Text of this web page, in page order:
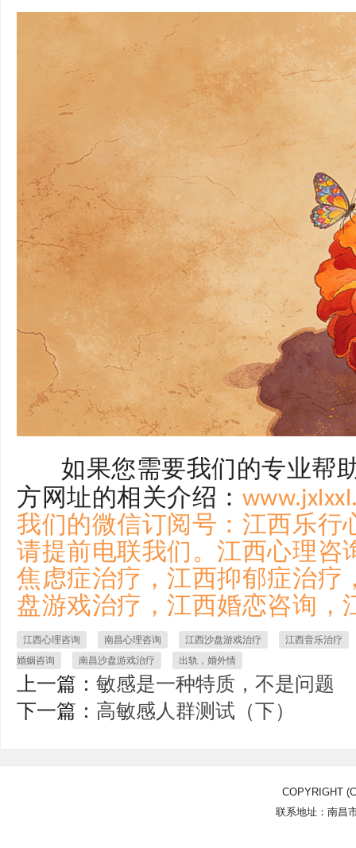
如果您需要我们的专业帮
方网址的相关介绍：
我们的微信订阅号：江西乐行
请提前电联我们。江西心理咨
焦虑症治疗，江西抑郁症治疗
盘游戏治疗，江西婚恋咨询，
江西心理咨询 南昌心理咨询 江西沙盘游戏治疗
江西音乐治疗
婚姻咨询
南昌沙盘游戏治疗 出轨，婚外情
上一篇： 敏感是一种特质，不是问题
下一篇： 高敏感人群测试（下）
COPYRIGHT
联系地址：南昌